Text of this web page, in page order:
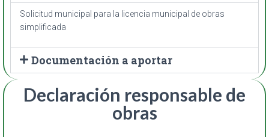
Solicitud municipal para la licencia municipal de obras
simplificada
Documentación a aportar
Declaración responsable de
obras